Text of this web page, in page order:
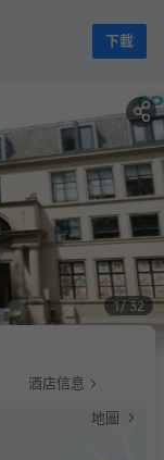
下載
1 32
酒店信息
地圖